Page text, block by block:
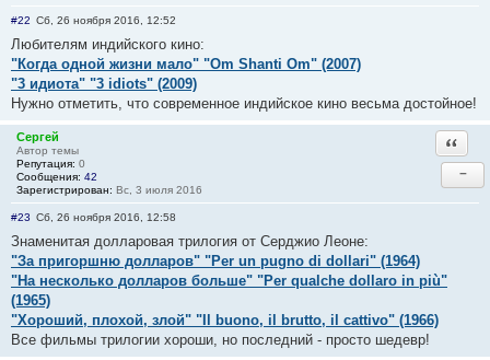
#22 Сб, 26 ноября 2016, 12:52
Любителям индийского кино:
"Когда одной жизни мало" "Om Shanti Om" (2007)
"3 идиота" "3 idiots" (2009)
Нужно отметить, что современное индийское кино весьма достойное!
Сергей
Автор темы
Репутация: 0
Сообщения: 42
Зарегистрирован: Вс, 3 июля 2016
−
#23 Сб, 26 ноября 2016, 12:58
Знаменитая долларовая трилогия от Серджио Леоне:
"За пригоршню долларов" "Per un pugno di dollari" (1964)
"На несколько долларов больше" "Per qualche dollaro in più"
(1965)
"Хороший, плохой, злой" "Il buono, il brutto, il cattivo" (1966)
Все фильмы трилогии хороши, но последний - просто шедевр!